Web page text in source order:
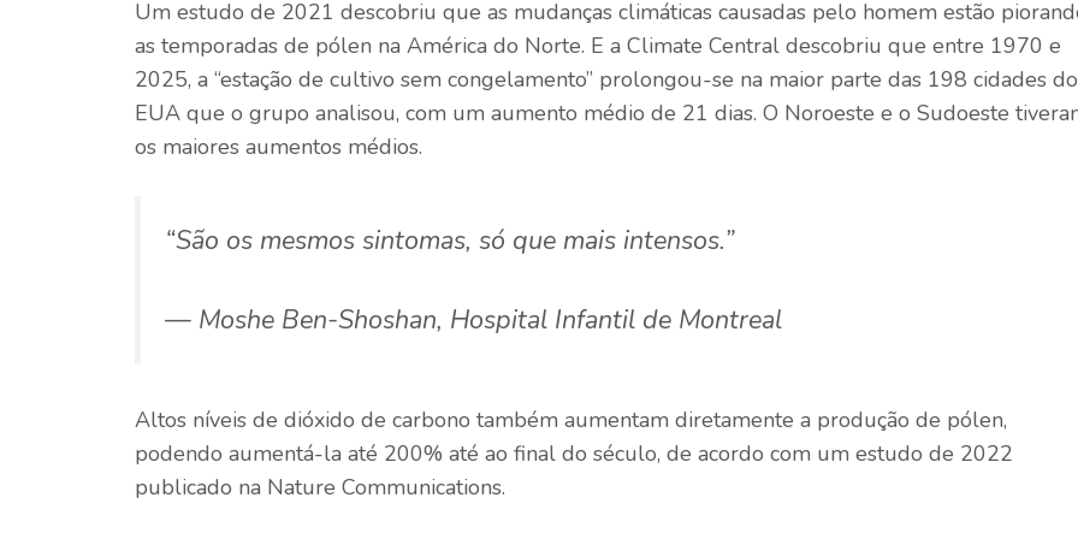
Um estudo de 2021 descobriu que as mudanças climáticas causadas pelo homem estão
as temporadas de pólen na América do Norte. E a Climate Central descobriu que entre 1970 e
2025, a “estação de cultivo sem congelamento” prolongou-se na maior parte das 198 cidades
EUA que o grupo analisou, com um aumento médio de 21 dias. O Noroeste e o Sudoeste
os maiores aumentos médios.
“São os mesmos sintomas, só que mais intensos.”
— Moshe Ben-Shoshan, Hospital Infantil de Montreal
Altos níveis de dióxido de carbono também aumentam diretamente a produção de pólen,
podendo aumentá-la até 200% até ao final do século, de acordo com um estudo de 2022
publicado na Nature Communications.